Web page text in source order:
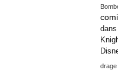
dans
drage